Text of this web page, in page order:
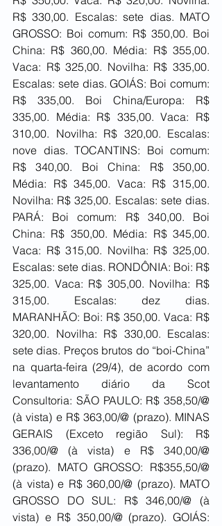
R$ 330,00. Escalas: sete dias. MATO
GROSSO: Boi comum: R$ 350,00. Boi
China: R$ 360,00. Média: R$ 355,00.
Vaca: R$ 325,00. Novilha: R$ 335,00.
Escalas: sete dias. GOIÁS: Boi comum:
R$ 335,00. Boi China/Europa: R$
335,00. Média: R$ 335,00. Vaca: R$
310,00. Novilha: R$ 320,00. Escalas:
nove dias. TOCANTINS: Boi comum:
R$ 340,00. Boi China: R$ 350,00.
Média: R$ 345,00. Vaca: R$ 315,00.
Novilha: R$ 325,00. Escalas: sete dias.
PARÁ: Boi comum: R$ 340,00. Boi
China: R$ 350,00. Média: R$ 345,00.
Vaca: R$ 315,00. Novilha: R$ 325,00.
Escalas: sete dias. RONDÔNIA: Boi: R$
325,00. Vaca: R$ 305,00. Novilha: R$
315,00. Escalas: dez dias.
MARANHÃO: Boi: R$ 350,00. Vaca: R$
320,00. Novilha: R$ 330,00. Escalas:
sete dias. Preços brutos do “boi-China”
na quarta-feira (29/4), de acordo com
levantamento diário da Scot
Consultoria: SÃO PAULO: R$ 358,50/@
(à vista) e R$ 363,00/@ (prazo). MINAS
GERAIS (Exceto região Sul): R$
336,00/@ (à vista) e R$ 340,00/@
(prazo). MATO GROSSO: R$355,50/@
(à vista) e R$ 360,00/@ (prazo). MATO
GROSSO DO SUL: R$ 346,00/@ (à
vista) e R$ 350,00/@ (prazo). GOIÁS: